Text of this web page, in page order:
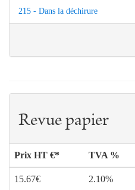
215 - Dans la déchirure
Revue papier
Prix HT €* TVA %
15.67€ 2.10%